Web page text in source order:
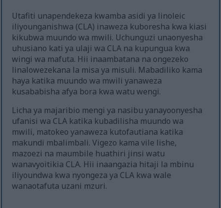
Utafiti unapendekeza kwamba asidi ya linoleic
iliyounganishwa (CLA) inaweza kuboresha kwa kiasi
kikubwa muundo wa mwili. Uchunguzi unaonyesha
uhusiano kati ya ulaji wa CLA na kupungua kwa
wingi wa mafuta. Hii inaambatana na ongezeko
linalowezekana la misa ya misuli. Mabadiliko kama
haya katika muundo wa mwili yanaweza
kusababisha afya bora kwa watu wengi.
Licha ya majaribio mengi ya nasibu yanayoonyesha
ufanisi wa CLA katika kubadilisha muundo wa
mwili, matokeo yanaweza kutofautiana katika
makundi mbalimbali. Vigezo kama vile lishe,
mazoezi na maumbile huathiri jinsi watu
wanavyoitikia CLA. Hii inaangazia hitaji la mbinu
iliyoundwa kwa nyongeza ya CLA kwa wale
wanaotafuta uzani mzuri.